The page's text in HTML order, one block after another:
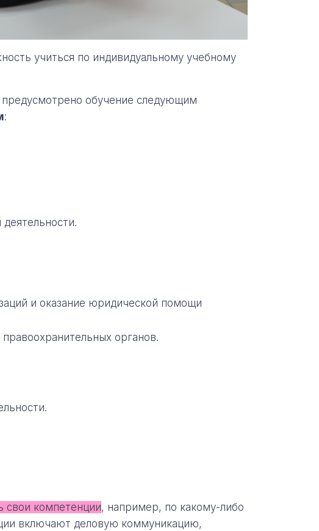
учиться по индивидуальному учебному
обучение следующим
:
и оказание юридической помощи
органов.
свои компетенции, например, по какому-либо
включают деловую коммуникацию,